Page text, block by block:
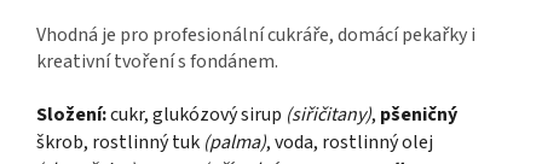
Vhodná je pro profesionální cukráře, domácí pekařky i
kreativní tvoření s fondánem.
Složení:cukr, glukózový sirup (siřičitany), pšeničný
škrob, rostlinný tuk (palma), voda, rostlinný olej